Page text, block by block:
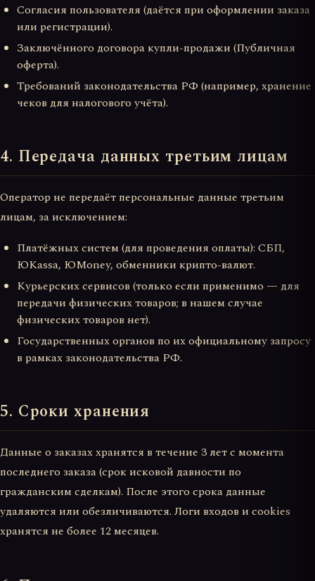
Согласия пользователя (даётся при оформлении заказа
или регистрации).
Заключённого договора купли-продажи (Публичная
оферта).
Требований законодательства РФ (например, хранение
чеков для налогового учёта).
4. Передача данных третьим лицам
Оператор не передаёт персональные данные третьим
лицам, за исключением:
Платёжных систем (для проведения оплаты): СБП,
ЮKassa, ЮMoney, обменники крипто-валют.
Курьерских сервисов (только если применимо — для
передачи физических товаров; в нашем случае
физических товаров нет).
Государственных органов по их официальному запросу
в рамках законодательства РФ.
5. Сроки хранения
Данные о заказах хранятся в течение 3 лет с момента
последнего заказа (срок исковой давности по
гражданским сделкам). После этого срока данные
удаляются или обезличиваются. Логи входов и cookies
хранятся не более 12 месяцев.